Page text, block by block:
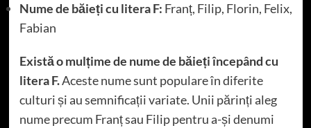
Nume de băieți cu litera F: Franț, Filip, Florin, Felix,
Fabian
Există o mulțime de nume de băieți începând cu
litera F.Aceste nume sunt populare în diferite
culturi și au semnificații variate. Unii părinți aleg
nume precum Franț sau Filip pentru a-și denumi